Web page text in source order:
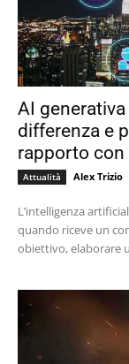
AI
differenza e
rapporto
Attualità Alex Trizio
L’intelligenza
quando riceve un
obiettivo, elaborare